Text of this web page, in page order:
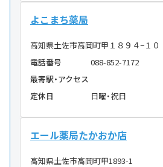
よこまち薬局
高知県土佐市高岡町甲１８９４−１０
電話番号
088-852-7172
最寄駅・アクセス
定休日
日曜・祝日
エール薬局たかおか店
高知県土佐市高岡町甲1893-1